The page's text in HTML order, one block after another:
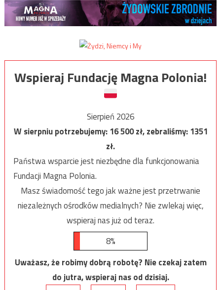
Wspieraj Fundację Magna Polonia!
Sierpień 2026
W sierpniu potrzebujemy:16 500zł, zebraliśmy:1351
zł.
Państwa wsparcie jest niezbędne dla funkcjonowania
Fundacji Magna Polonia.
Masz świadomość tego jak ważne jest przetrwanie
niezależnych ośrodków medialnych? Nie zwlekaj więc,
wspieraj nas już od teraz.
8%
Uważasz, że robimy dobrą robotę? Nie czekaj zatem
do jutra, wspieraj nas od dzisiaj.